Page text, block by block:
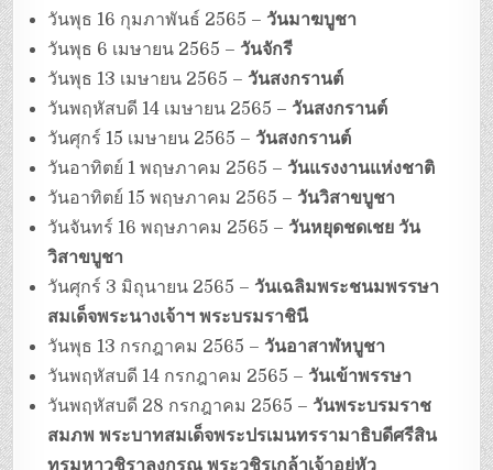
วันพุธ 16 กุมภาพันธ์ 2565 – วันมาฆบูชา
วันพุธ 6 เมษายน 2565 – วันจักรี
วันพุธ 13 เมษายน 2565 – วันสงกรานต์
วันพฤหัสบดี 14 เมษายน 2565 – วันสงกรานต์
วันศุกร์ 15 เมษายน 2565 – วันสงกรานต์
วันอาทิตย์ 1 พฤษภาคม 2565 – วันแรงงานแห่งชาติ
วันอาทิตย์ 15 พฤษภาคม 2565 – วันวิสาขบูชา
วันจันทร์ 16 พฤษภาคม 2565 – วันหยุดชดเชย วัน
วิสาขบูชา
วันศุกร์ 3 มิถุนายน 2565 – วันเฉลิมพระชนมพรรษา
สมเด็จพระนางเจ้าฯ พระบรมราชินี
วันพุธ 13 กรกฎาคม 2565 – วันอาสาฬหบูชา
วันพฤหัสบดี 14 กรกฎาคม 2565 – วันเข้าพรรษา
วันพฤหัสบดี 28 กรกฎาคม 2565 – วันพระบรมราช
สมภพ พระบาทสมเด็จพระปรเมนทรรามาธิบดีศรีสิน
ทรมหาวชิราลงกรณ พระวชิรเกล้าเจ้าอยู่หัว